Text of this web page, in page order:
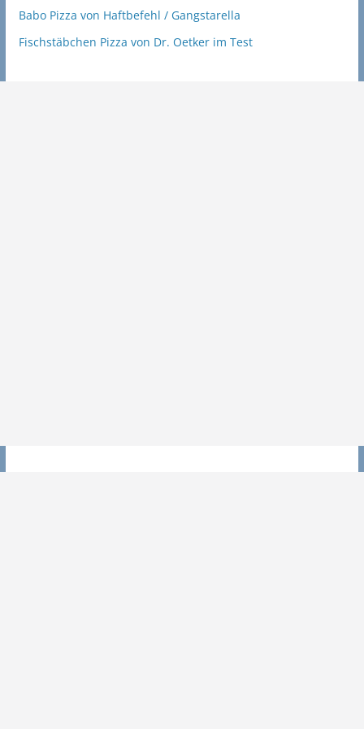
Babo Pizza von Haftbefehl / Gangstarella
Fischstäbchen Pizza von Dr. Oetker im Test